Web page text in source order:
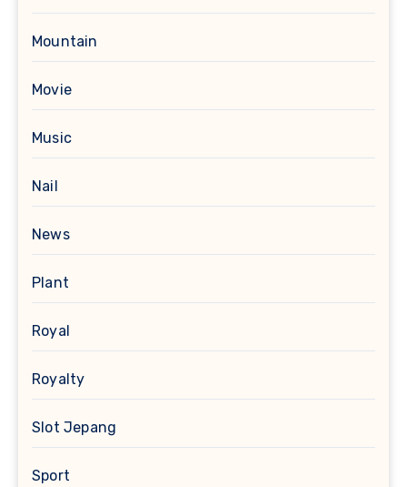
Mountain
Movie
Music
Nail
News
Plant
Royal
Royalty
Slot Jepang
Sport